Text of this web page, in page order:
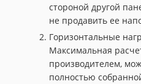
стороной другой
не продавить ее
Горизонтальные
Максимальная
производителем,
полностью